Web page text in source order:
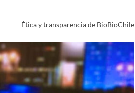
Ética y transparencia de BioBioChile